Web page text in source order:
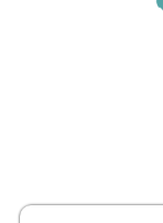
Alinhar as